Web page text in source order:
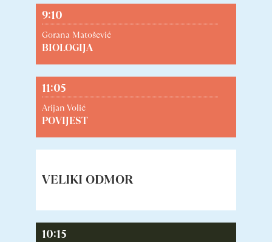
9:10
Gorana Matošević
BIOLOGIJA
11:05
Arijan Volić
POVIJEST
VELIKI ODMOR
10:15